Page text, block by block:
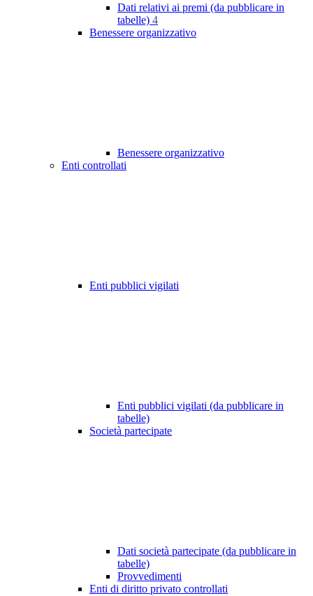
Dati relativi ai premi (da pubblicare in
tabelle) 4
Benessere organizzativo
Benessere organizzativo
Enti controllati
Enti pubblici vigilati
Enti pubblici vigilati (da pubblicare in
tabelle)
Società partecipate
Dati società partecipate (da pubblicare in
tabelle)
Provvedimenti
Enti di diritto privato controllati